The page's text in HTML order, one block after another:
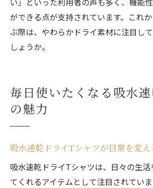
ができる点が支持されています。これ
ぶ際は、やわらかドライ素材に注目し
しょうか。
毎日使いたくなる吸水
の魅力
吸水速乾ドライTシャツが日常を変え
吸水速乾ドライTシャツは、日々の生
てくれるアイテムとして注目されてい